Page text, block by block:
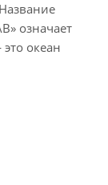
означает
это океан